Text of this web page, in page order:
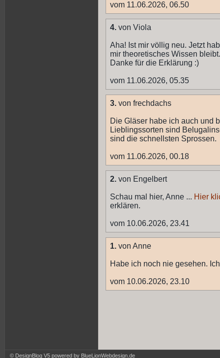
vom 11.06.2026, 06.50
4. von Viola
Aha! Ist mir völlig neu. Jetzt
mir theoretisches Wissen bleibt.
Danke für die Erklärung :)
vom 11.06.2026, 05.35
3. von frechdachs
Die Gläser habe ich auch und
Lieblingssorten sind
sind die schnellsten Sprossen.
vom 11.06.2026, 00.18
2. von Engelbert
Schau mal hier, Anne ... Hier
erklären.
vom 10.06.2026, 23.41
1. von Anne
Habe ich noch nie gesehen.
vom 10.06.2026, 23.10
© DesignBlog V5 powered by BlueLionWebdesign.de